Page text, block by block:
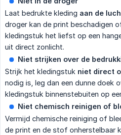
Laat bedrukte kleding aan de
droger kan de print beschadigen
kledingstuk het liefst op een
uit direct zonlicht.
Niet strijken over de
Strijk het kledingstuk niet direct
nodig is, leg dan een dunne doek
kledingstuk binnenstebuiten op
Niet chemisch reinigen of
Vermijd chemische reiniging of
de print en de stof onherstelbaar